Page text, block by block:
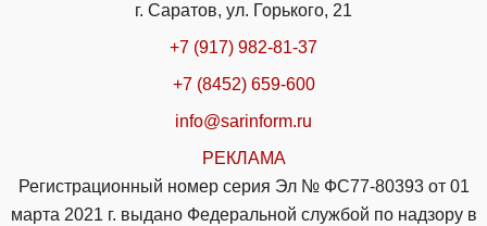
г. Саратов, ул. Горького, 21
+7 (917) 982-81-37
+7 (8452) 659-600
info@sarinform.ru
РЕКЛАМА
Регистрационный номер серия Эл № ФС77-80393 от 01
марта 2021 г. выдано Федеральной службой по надзору в